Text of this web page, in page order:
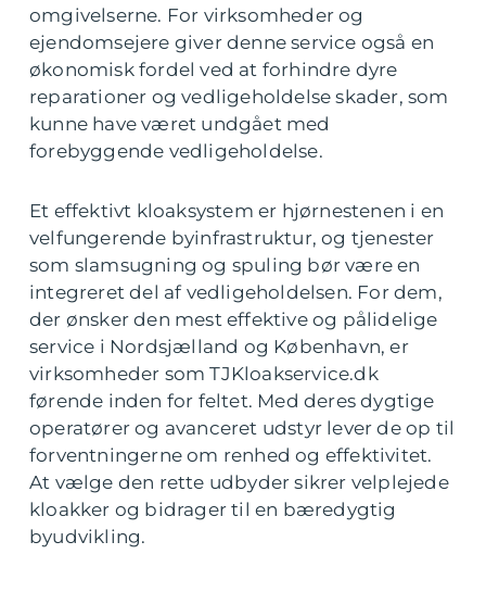
omgivelserne. For virksomheder og
ejendomsejere giver denne service også en
økonomisk fordel ved at forhindre dyre
reparationer og vedligeholdelse skader, som
kunne have været undgået med
forebyggende vedligeholdelse.
Et effektivt kloaksystem er hjørnestenen i en
velfungerende byinfrastruktur, og tjenester
som slamsugning og spuling bør være en
integreret del af vedligeholdelsen. For dem,
der ønsker den mest effektive og pålidelige
service i Nordsjælland og København, er
virksomheder som TJKloakservice.dk
førende inden for feltet. Med deres dygtige
operatører og avanceret udstyr lever de op til
forventningerne om renhed og effektivitet.
At vælge den rette udbyder sikrer velplejede
kloakker og bidrager til en bæredygtig
byudvikling.